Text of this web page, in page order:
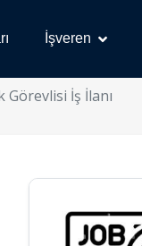
İşveren
İş İlanı